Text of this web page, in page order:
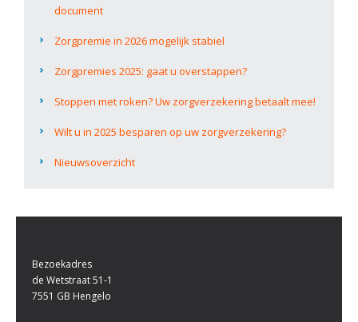
document
Zorgpremie in 2026 mogelijk stabiel
Zorgpremies 2025: gaat u overstappen?
Stoppen met roken? Uw zorgverzekering betaalt mee!
Wilt u in 2025 besparen op uw zorgverzekering?
Nieuwsoverzicht
Bezoekadres
de Wetstraat 51-1
7551 GB Hengelo